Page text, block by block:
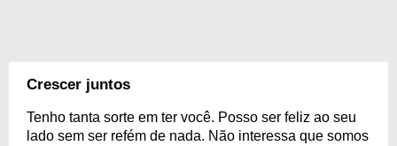
Crescer juntos
Tenho tanta sorte em ter você. Posso ser feliz ao seu
lado sem ser refém de nada. Não interessa que somos